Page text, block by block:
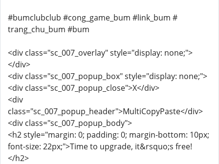
#bumclubclub #cong_game_bum #link_bum #
trang_chu_bum #bum
<div class="sc_007_overlay" style="display: none;">
</div>
<div class="sc_007_popup_box" style="display: none;">
<div class="sc_007_popup_close">X</div>
<div
class="sc_007_popup_header">MultiCopyPaste</div>
<div class="sc_007_popup_body">
<h2 style="margin: 0; padding: 0; margin-bottom: 10px;
font-size: 22px;">Time to upgrade, it&rsquo;s free!
</h2>